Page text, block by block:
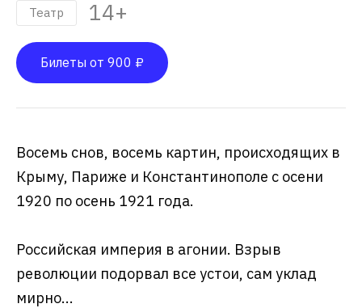
Театр 14+
Билеты от 900 ₽
Восемь снов, восемь картин, происходящих в
Крыму, Париже и Константинополе с осени
1920 по осень 1921 года.
Российская империя в агонии. Взрыв
революции подорвал все устои, сам уклад
мирно...